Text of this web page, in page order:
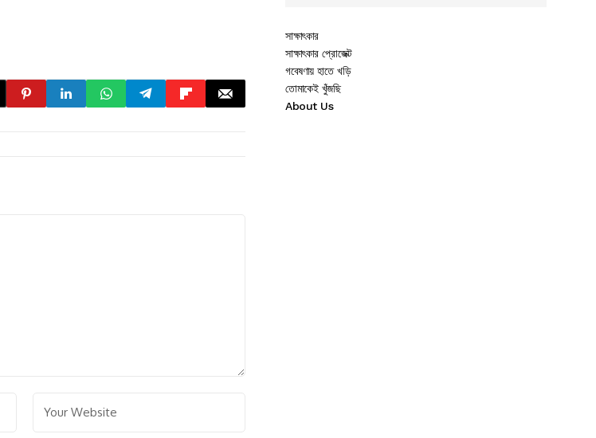
সাক্ষাৎকার
সাক্ষাৎকার প্রোজেক্ট
গবেষণায় হাতে খড়ি
তোমাকেই খুঁজছি
About Us